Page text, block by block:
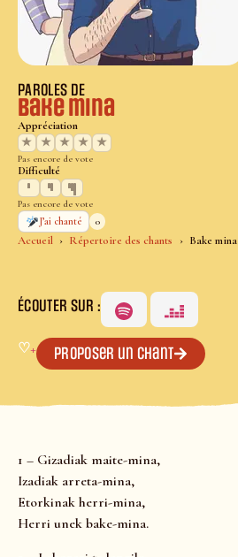
Accueil Répertoire des chants Bake mina
PAROLES DE
Bake mina
Appréciation
★
★ ★ ★ ★
Pas encore de vote
Difficulté
Pas encore de vote
J’ai chanté
0
ÉCOUTER SUR :
♡+ Proposer un chant
1 – Gizadiak maite-mina,
Izadiak arreta-mina,
Etorkinak herri-mina,
Herri unek bake-mina.